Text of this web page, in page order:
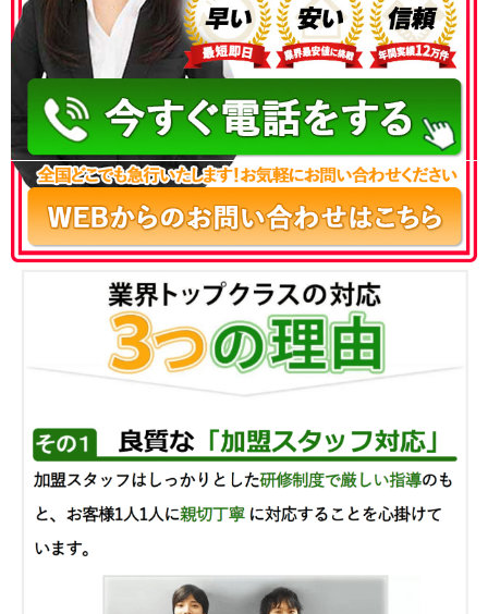
050-3186-4780